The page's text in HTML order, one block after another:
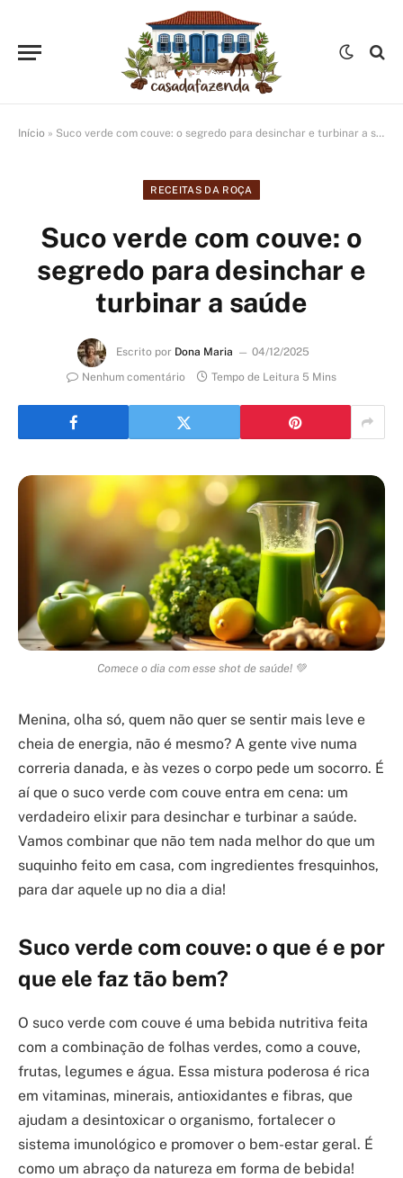
Início » Suco verde com couve: o segredo para desinchar e turbinar a saúde
RECEITAS DA ROÇA
Suco verde com couve: o
segredo para desinchar e
turbinar a saúde
Escrito por Dona Maria
04/12/2025
Nenhum comentário
Tempo de Leitura 5 Mins
Comece o dia com esse shot de saúde! 💚
Menina, olha só, quem não quer se sentir mais leve e
cheia de energia, não é mesmo? A gente vive numa
correria danada, e às vezes o corpo pede um socorro. É
aí que o suco verde com couve entra em cena: um
verdadeiro elixir para desinchar e turbinar a saúde.
Vamos combinar que não tem nada melhor do que um
suquinho feito em casa, com ingredientes fresquinhos,
para dar aquele up no dia a dia!
Suco verde com couve: o que é e por
que ele faz tão bem?
O suco verde com couve é uma bebida nutritiva feita
com a combinação de folhas verdes, como a couve,
frutas, legumes e água. Essa mistura poderosa é rica
em vitaminas, minerais, antioxidantes e fibras, que
ajudam a desintoxicar o organismo, fortalecer o
sistema imunológico e promover o bem-estar geral. É
como um abraço da natureza em forma de bebida!